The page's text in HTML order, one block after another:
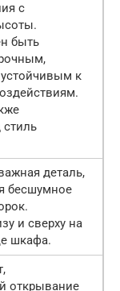
с
быть
к
стиль
деталь,
бесшумное
и сверху на
шкафа.
открывание